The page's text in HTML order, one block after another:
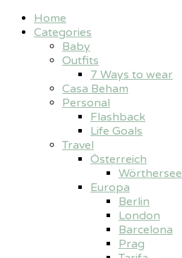
Home
Categories
Baby
Outfits
7 Ways to wear
Casa Beham
Personal
Flashback
Life Goals
Travel
Österreich
Wörthersee
Europa
Berlin
London
Barcelona
Prag